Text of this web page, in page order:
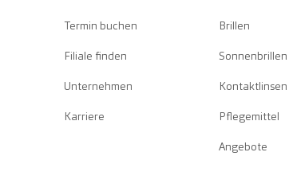
Termin buchen
Filiale finden
Unternehmen
Karriere
Brillen
Sonnenbrillen
Kontaktlinsen
Pflegemittel
Angebote